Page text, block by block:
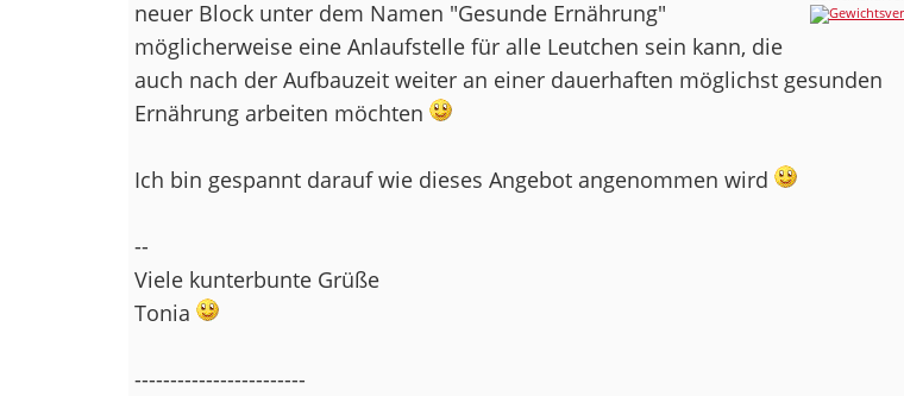
neuer Block unter dem Namen "Gesunde Ernährung"
möglicherweise eine Anlaufstelle für alle Leutchen sein kann, die
auch nach der Aufbauzeit weiter an einer dauerhaften möglichst gesunden
Ernährung arbeiten möchten
Ich bin gespannt darauf wie dieses Angebot angenommen wird
--
Viele kunterbunte Grüße
Tonia
------------------------